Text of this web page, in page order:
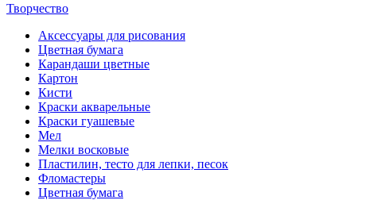
Творчество
Аксессуары для рисования
Цветная бумага
Карандаши цветные
Картон
Кисти
Краски акварельные
Краски гуашевые
Мел
Мелки восковые
Пластилин, тесто для лепки, песок
Фломастеры
Цветная бумага